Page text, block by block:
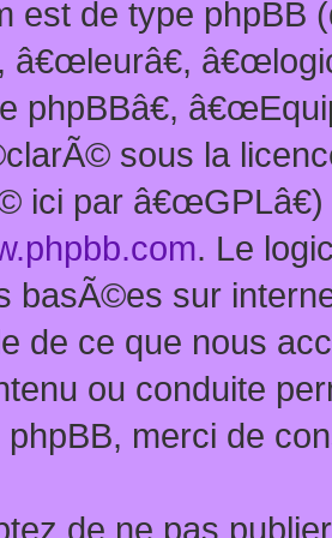
est de type phpBB
â€œleurâ€,
phpBBâ€,
sous la
ici par
. Le
basÃ©es sur
de ce que nous
ou conduite
phpBB, merci de
de ne pas